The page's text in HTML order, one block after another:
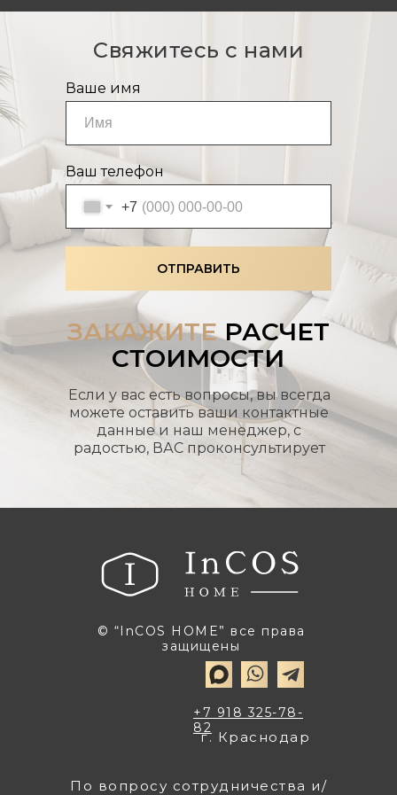
Ваше имя
Ваш телефон
+7
ОТПРАВИТЬ
Свяжитесь с нами
ЗАКАЖИТЕРАСЧЕТ
СТОИМОСТИ
Если у вас есть вопросы, вы всегда
можете оставить ваши контактные
данные и наш менеджер, с
радостью, ВАС проконсультирует
г. Краснодар
© “InCOS HOME” все права
защищены
+7 918 325-78-
82
По вопросу сотрудничества и/